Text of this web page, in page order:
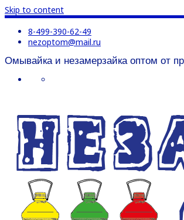
Skip to content
8-499-390-62-49
nezoptom@mail.ru
Омывайка и незамерзайка оптом от